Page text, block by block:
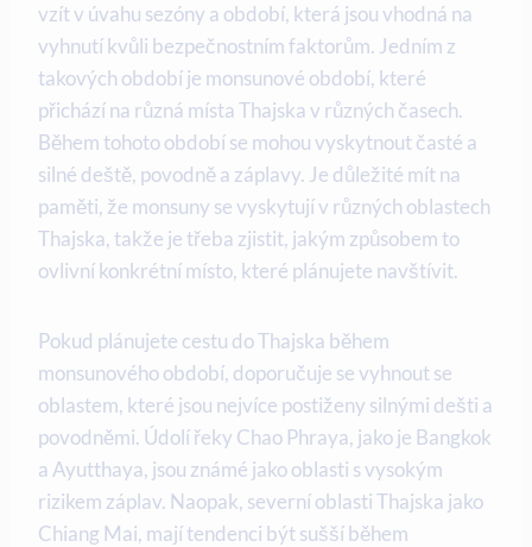
vzít v úvahu sezóny a období, která jsou vhodná na
vyhnutí kvůli bezpečnostním faktorům. Jedním z
takových období je monsunové období, které
přichází na různá místa Thajska v různých časech.
Během tohoto období se mohou vyskytnout časté a
silné deště, povodně a záplavy. Je důležité mít na
paměti, že monsuny se vyskytují v různých oblastech
Thajska, takže je třeba zjistit, jakým způsobem to
ovlivní konkrétní místo, které plánujete navštívit.
Pokud plánujete cestu do Thajska během
monsunového období, doporučuje se vyhnout se
oblastem, které jsou nejvíce postiženy silnými dešti a
povodněmi. Údolí řeky Chao Phraya, jako je Bangkok
a Ayutthaya, jsou známé jako oblasti s vysokým
rizikem záplav. Naopak, severní oblasti Thajska jako
Chiang Mai, mají tendenci být sušší během